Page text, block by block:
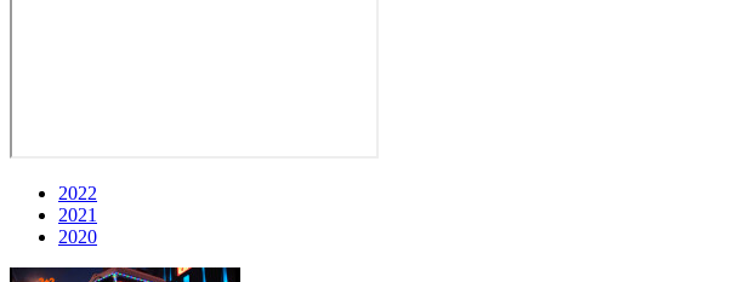
2022
2021
2020